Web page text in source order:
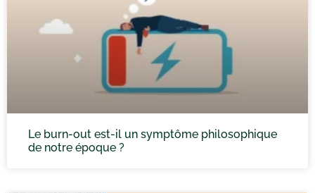
Le burn-out est-il un symptôme philosophique
de notre époque ?